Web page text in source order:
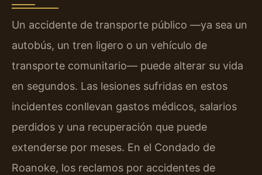
Un accidente de transporte público —ya sea un
autobús, un tren ligero o un vehículo de
transporte comunitario— puede alterar su vida
en segundos. Las lesiones sufridas en estos
incidentes conllevan gastos médicos, salarios
perdidos y una recuperación que puede
extenderse por meses. En el Condado de
Roanoke, los reclamos por accidentes de